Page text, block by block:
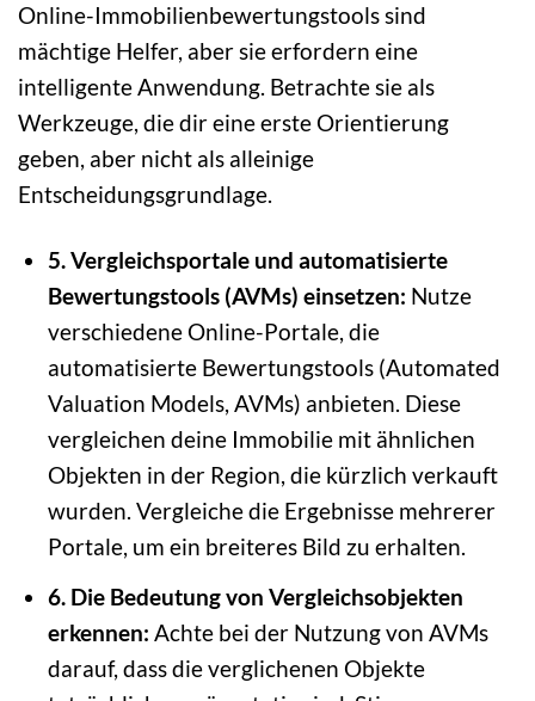
Online-Immobilienbewertungstools sind
mächtige Helfer, aber sie erfordern eine
intelligente Anwendung. Betrachte sie als
Werkzeuge, die dir eine erste Orientierung
geben, aber nicht als alleinige
Entscheidungsgrundlage.
5. Vergleichsportale und automatisierte
Bewertungstools (AVMs) einsetzen: Nutze
verschiedene Online-Portale, die
automatisierte Bewertungstools (Automated
Valuation Models, AVMs) anbieten. Diese
vergleichen deine Immobilie mit ähnlichen
Objekten in der Region, die kürzlich verkauft
wurden. Vergleiche die Ergebnisse mehrerer
Portale, um ein breiteres Bild zu erhalten.
6. Die Bedeutung von Vergleichsobjekten
erkennen: Achte bei der Nutzung von AVMs
darauf, dass die verglichenen Objekte